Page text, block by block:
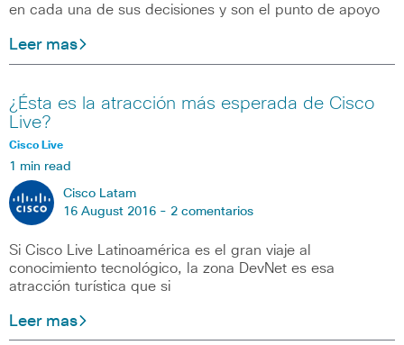
en cada una de sus decisiones y son el punto de apoyo
Leer mas
¿Ésta es la atracción más esperada de Cisco
Live?
Cisco Live
1 min read
Cisco Latam
16 August 2016 - 2 comentarios
Si Cisco Live Latinoamérica es el gran viaje al
conocimiento tecnológico, la zona DevNet es esa
atracción turística que si
Leer mas